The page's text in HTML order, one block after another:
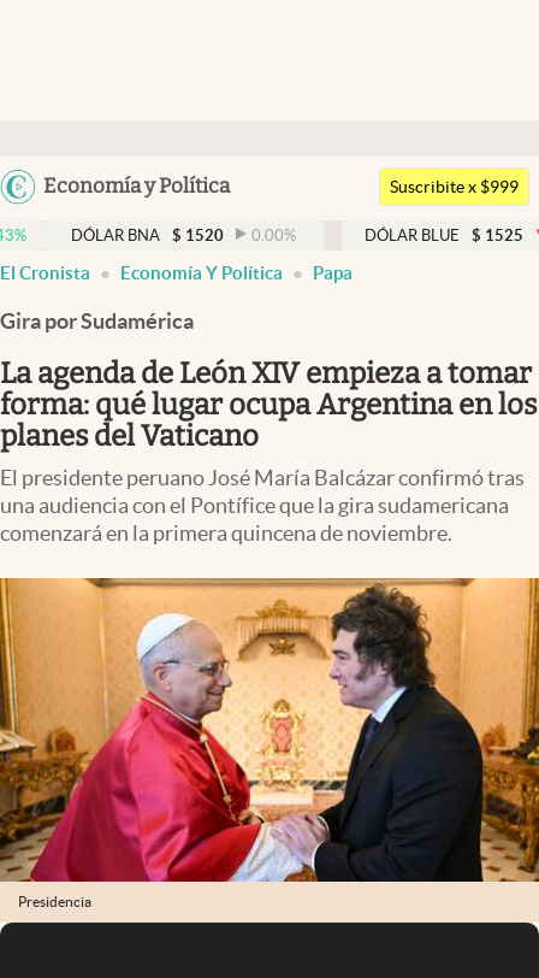
Argentina
Uruguay
Economía y Política
Members
Economía y Política
Finanzas y Mercados
Mercados Online
Negocios
Columnistas
Apertura
Clima
Mundial 2026
Eventos Corporativos
El Cronista Studio
Mediakit
abre en nueva pestaña
Suscribite x $999
BNA $ 1520 0.00% DÓLAR BLUE $ 1525 -0.33%
El Cronista Economía Y Política Papa
Gira por Sudamérica
La agenda de León XIV empieza a tomar
forma: qué lugar ocupa Argentina en los
planes del Vaticano
El presidente peruano José María Balcázar confirmó tras
una audiencia con el Pontífice que la gira sudamericana
comenzará en la primera quincena de noviembre.
Presidencia